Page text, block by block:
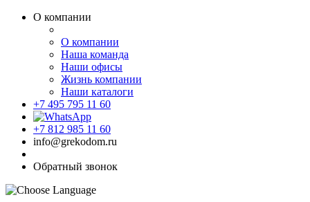
О компании
О компании
Наша команда
Наши офисы
Жизнь компании
Наши каталоги
+7 495 795 11 60
+7 812 985 11 60
info@grekodom.ru
Обратный звонок